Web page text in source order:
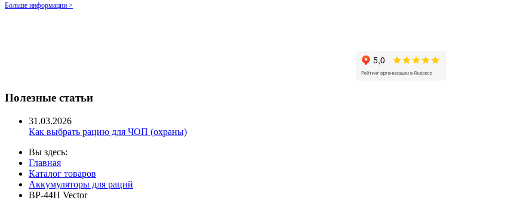
Больше информации >
Полезные статьи
31.03.2026
Как выбрать рацию для ЧОП (охраны)
Вы здесь:
Главная
Каталог товаров
Аккумуляторы для раций
BP-44H Vector